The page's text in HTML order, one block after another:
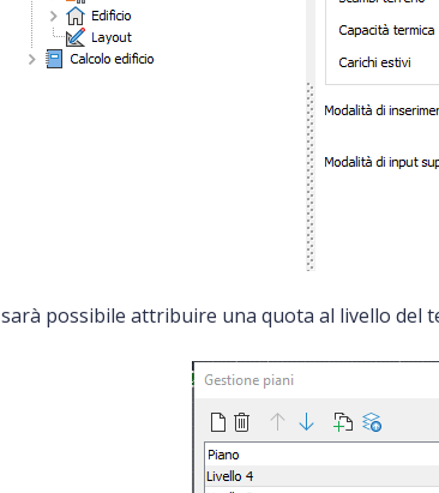
sarà possibile attribuire una quota al livello del